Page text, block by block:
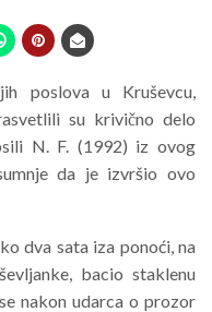
poslova u Kruševcu,
su krivično delo
N. F. (1992) iz ovog
da je izvršio ovo
dva sata iza ponoći, na
bacio staklenu
nakon udarca o prozor